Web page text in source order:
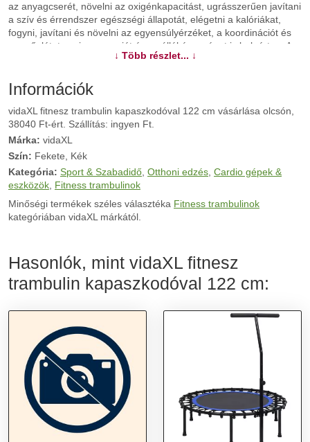
az anyagcserét, növelni az oxigénkapacitást, ugrásszerűen javítani
a szív és érrendszer egészségi állapotát, elégetni a kalóriákat,
fogyni, javítani és növelni az egyensúlyérzéket, a koordinációt és
az erőnlétet, az izmos erejét és az állóképességet is beleértve. Az
acél váz és a csúszásmentes PP szőnyeg nagy intenzitású
egyensúlyt. 42 rugalmas kötél biztosítja a zajmentes edzést.
Jellemzői: - Színe: fekete és kék - Váz anyaga: acél - Szőnyeg
anyaga: PP - Átmerő: 122 cm - Magasság: 30 cm - Alakja:
hatszögletű - Rugalmas kötelek száma: 42 - Kényelmes
kapaszkodóval - Összeszerelést igényel: igen
További információk>>
↓ Több részlet... ↓
Információk
vidaXL fitnesz trambulin kapaszkodóval 122 cm vásárlása olcsón,
38040 Ft-ért. Szállítás: ingyen Ft.
Márka: vidaXL
Szín: Fekete, Kék
Kategória: Sport & Szabadidő Otthoni edzés Cardio gépek &
eszközök Fitness trambulinok
Minőségi termékek széles választéka Fitness trambulinok
kategóriában vidaXL márkától.
Hasonlók, mint vidaXL fitnesz
trambulin kapaszkodóval 122 cm: